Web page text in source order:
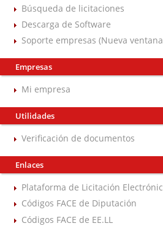
Búsqueda de licitaciones
Descarga de Software
Soporte empresas (Nueva
Empresas
Mi empresa
Utilidades
Verificación de documentos
Enlaces
Plataforma de Licitación
Códigos FACE de Diputación
Códigos FACE de EE.LL